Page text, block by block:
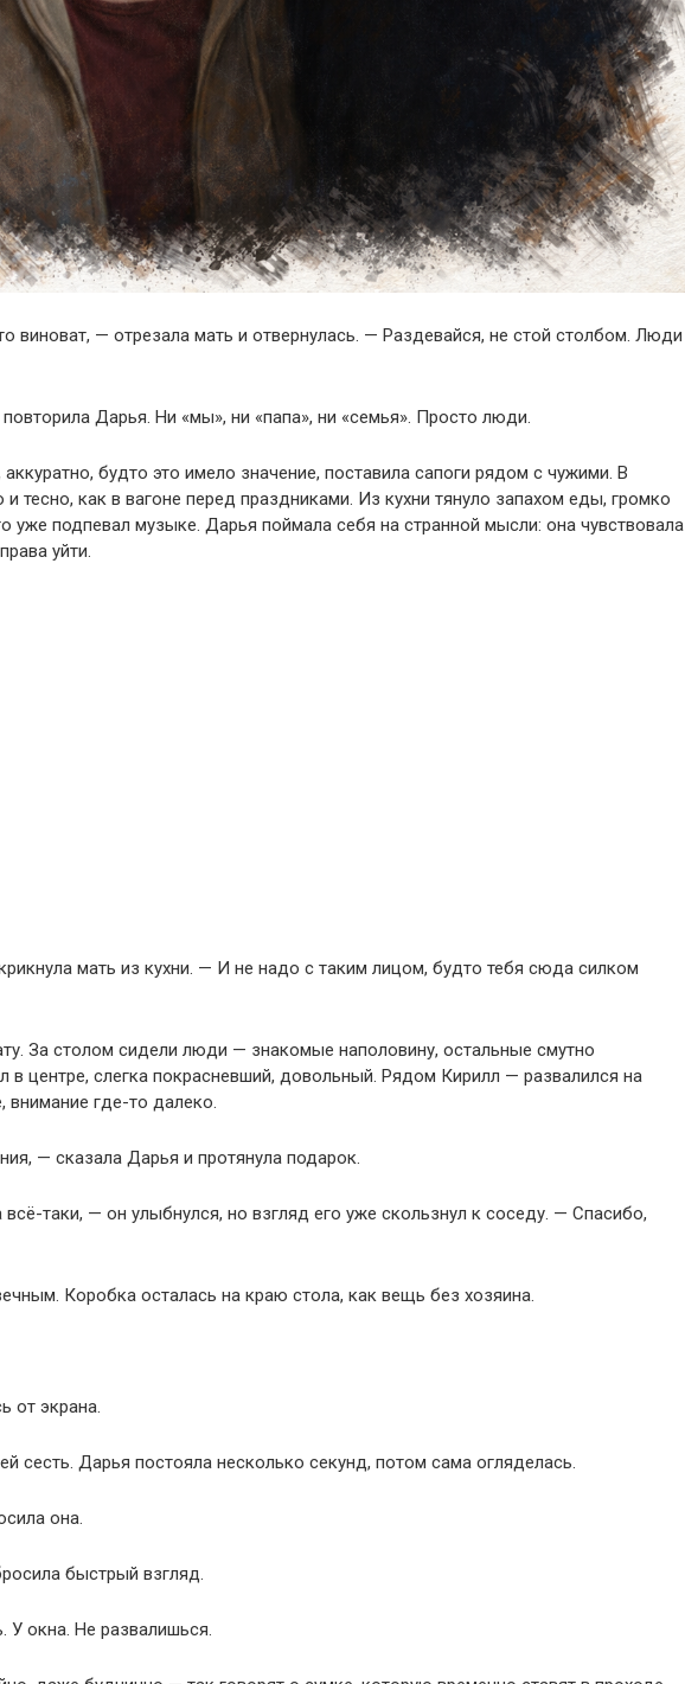
виноват, — отрезала мать и отвернулась. — Раздевайся, не стой столбом. Люди
Дарья. Ни «мы», ни «папа», ни «семья». Просто люди.
будто это имело значение, поставила сапоги рядом с чужими. В
тесно, как в вагоне перед праздниками. Из кухни тянуло запахом еды, громко
уже подпевал музыке. Дарья поймала себя на странной мысли: она чувствовала
уйти.
мать из кухни. — И не надо с таким лицом, будто тебя сюда силком
За столом сидели люди — знакомые наполовину, остальные смутно
в центре, слегка покрасневший, довольный. Рядом Кирилл — развалился на
внимание где-то далеко.
— сказала Дарья и протянула подарок.
таки, — он улыбнулся, но взгляд его уже скользнул к соседу. — Спасибо,
Коробка осталась на краю стола, как вещь без хозяина.
от экрана.
сесть. Дарья постояла несколько секунд, потом сама огляделась.
она.
быстрый взгляд.
У окна. Не развалишься.